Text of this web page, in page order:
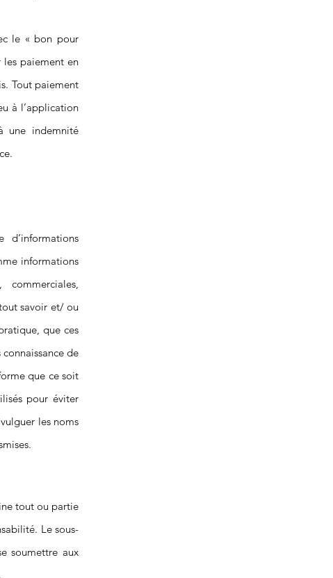
le « bon pour
les paiement en
Tout paiement
à l’application
une indemnité
d’informations
informations
commerciales,
savoir et/ ou
que ces
de
que ce soit
pour éviter
les noms
tout ou partie
Le sous-
soumettre aux